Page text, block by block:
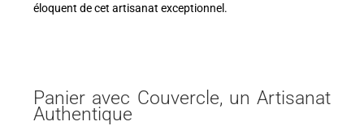
éloquent de cet artisanat exceptionnel.
Panier avec Couvercle, un Artisanat
Authentique